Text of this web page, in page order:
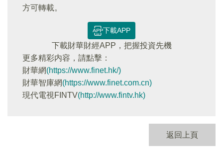
方可轉載。
下載APP
下載財華財經APP，把握投資先機
更多精彩内容，請點擊：
財華網(https://www.finet.hk/)
財華智庫網(https://www.finet.com.cn)
現代電視FINTV(http://www.fintv.hk)
返回上頁